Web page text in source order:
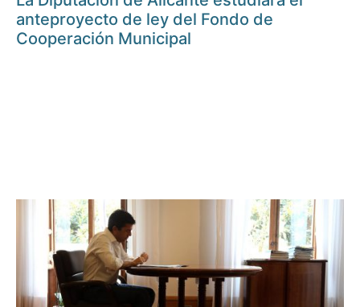
anteproyecto de ley del Fondo de
Cooperación Municipal